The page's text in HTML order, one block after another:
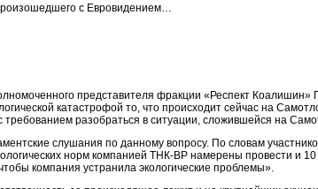
с Евровидением…
представителя фракции «Респект
катастрофой то, что происходит сейчас на
разобраться в ситуации, сложившейся на
слушания по данному вопросу. По словам
норм компанией ТНК-BP намерены провести и
компания устранила экологические проблемы».